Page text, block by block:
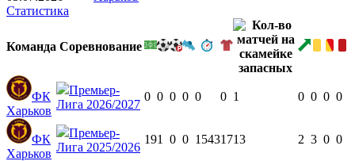
Статистика
Команда Соревнование
ФК
Харьков
Премьер-
Лига 2026/2027
0 0 0 0 0 0 1 0 0 0 0
ФК
Харьков
Премьер-
Лига 2025/2026
191 0 0 15431713 2 3 0 0